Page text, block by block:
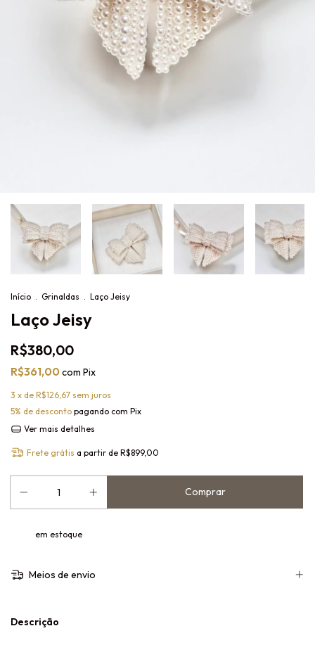
Início . Grinaldas . Laço Jeisy
Laço Jeisy
R$380,00
R$361,00 com Pix
3 x de R$126,67 sem juros
5% de desconto pagando com Pix
Ver mais detalhes
Frete grátis a partir de R$899,00
em estoque
Meios de envio
Descrição